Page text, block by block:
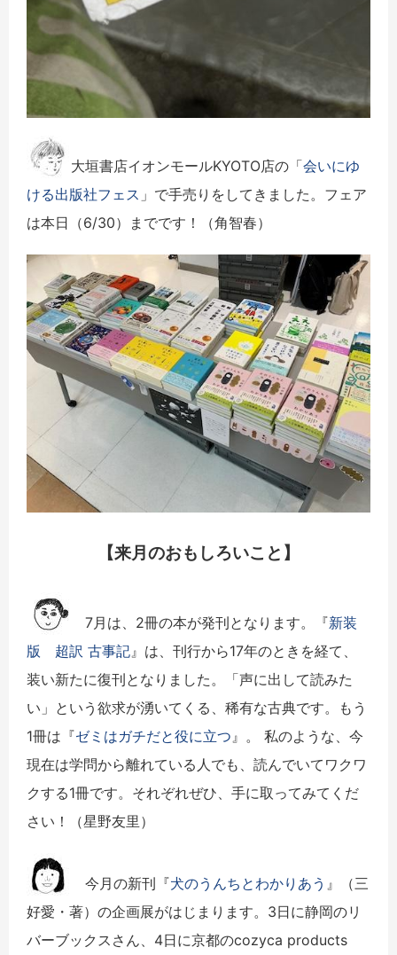
大垣書店イオンモールKYOTO店の「会いにゆ
ける出版社フェス 」で手売りをしてきました。フェア
は本日（6/30）までです！（角智春）
【来月のおもしろいこと】
7月は、2冊の本が発刊となります。『新装
版 超訳 古事記 』は、刊行から17年のときを経て、
装い新たに復刊となりました。「声に出して読みた
い」という欲求が湧いてくる、稀有な古典です。もう
1冊は『ゼミはガチだと役に立つ 』。 私のような、今
現在は学問から離れている人でも、読んでいてワクワ
クする1冊です。それぞれぜひ、手に取ってみてくだ
さい！（星野友里）
今月の新刊『犬のうんちとわかりあう 』（三
好愛・著）の企画展がはじまります。3日に静岡のリ
バーブックスさん、4日に京都のcozyca products